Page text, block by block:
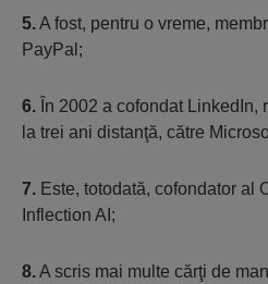
5.A fost, pentru o vreme,
PayPal;
6. În 2002 a cofondat LinkedIn,
la trei ani distanţă, către
7. Este, totodată, cofondator al
Inflection AI;
8.A scris mai multe cărţi de